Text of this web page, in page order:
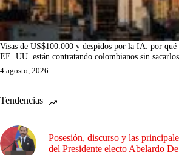
Visas de US$100.000 y despidos por la IA: por qué
EE. UU. están contratando colombianos sin
4 agosto, 2026
Tendencias
Posesión, discurso y las
del Presidente electo Abelardo